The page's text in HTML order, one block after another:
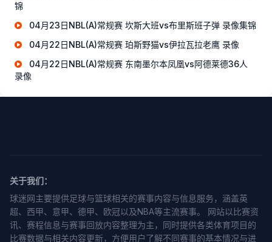
锦
04月23日NBL(A)常规赛 坎斯大班vs布里斯班子弹 录像集锦
04月22日NBL(A)常规赛 珀斯野猫vs伊拉瓦拉老鹰 录像
04月22日NBL(A)常规赛 东南墨尔本凤凰vs阿德莱德36人
录像
关于我们：
球迷网主要提供足球与篮球相关的赛事内容与信息服务，涵盖英
超、西甲、意甲、德甲、欧冠以及NBA等主流赛事。 网站以比赛资
讯、赛程信息与赛事回放内容整理为主，同时提供各类体育项目的
比赛数据与相关内容更新，方便用户了解不同赛事的基本情况与进